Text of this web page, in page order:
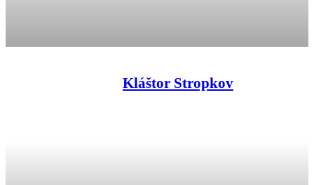
Kláštor Stropkov